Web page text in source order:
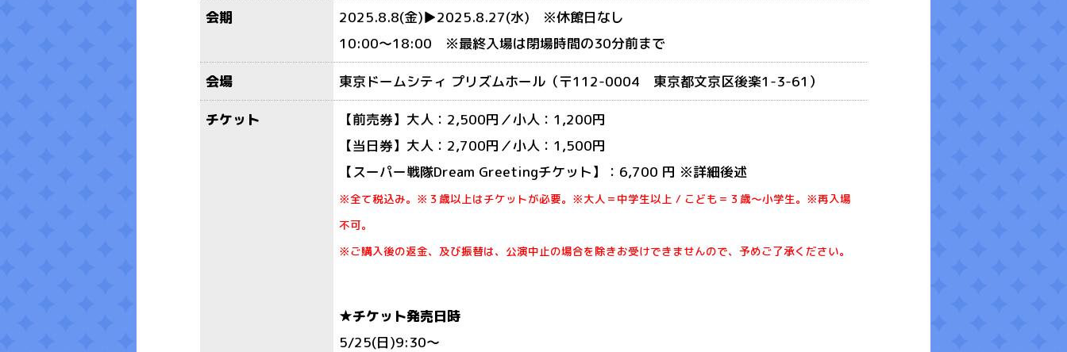
会期
2025.8.8(金)▶2025.8.27(水) ※休館日なし
10:00～18:00 ※最終入場は閉場時間の30分前まで
会場 東京ドームシティ プリズムホール（〒112-0004 東京都文京区後楽1-3-61）
チケット
【前売券】大人：2,500円／小人：1,200円
【当日券】大人：2,700円／小人：1,500円
【スーパー戦隊Dream Greetingチケット】：6,700 円 ※詳細後述
※全て税込み。※３歳以上はチケットが必要。※大人＝中学生以上 / こども＝３歳～小学生。※再入場
不可。
※ご購入後の返金、及び振替は、公演中止の場合を除きお受けできませんので、予めご了承ください。
★チケット発売日時
5/25(日)9:30～